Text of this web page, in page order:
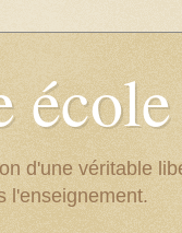
d'une véritable
l'enseignement.